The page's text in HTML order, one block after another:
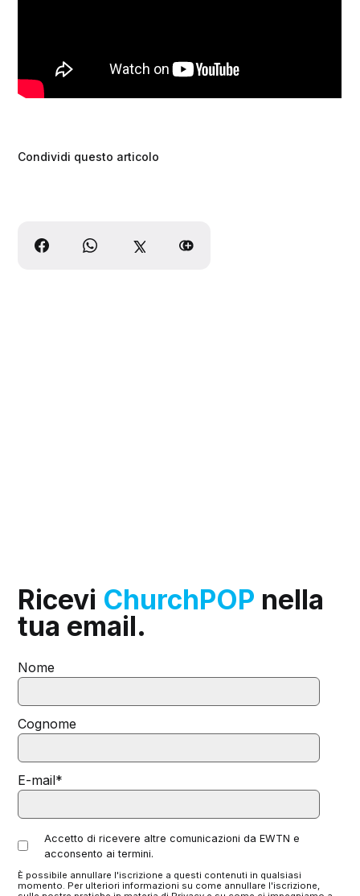
Condividi questo articolo
Ricevi ChurchPOP nella
tua email.
Nome
Cognome
E-mail*
Accetto di ricevere altre comunicazioni da EWTN e
acconsento ai termini.
È possibile annullare l'iscrizione a questi contenuti in qualsiasi
momento. Per ulteriori informazioni su come annullare l'iscrizione,